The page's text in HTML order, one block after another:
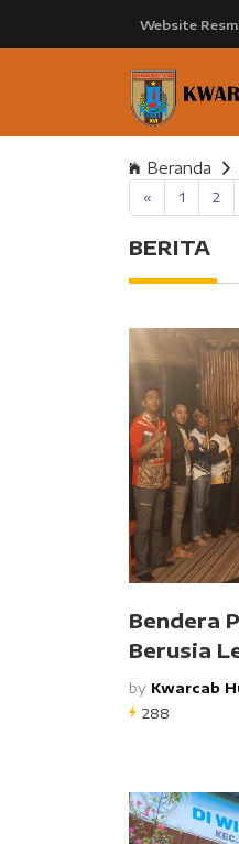
Website
Beranda
« 1 2
BERITA
Bendera
Berusia
by Kwarcab
288